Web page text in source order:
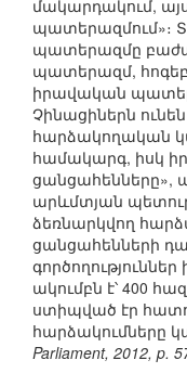
մակարդակում,
պատերազմում»։
պատերազմը
պատերազմ,
իրավական
Չինացիներն
հարձակողական
համակարգ, իսկ
արևմտյան
ձեռնարկվող
ցանցահենների
ակումբն է՝ 400
ստիպված էր
հարձակումները
Parliament, 2012, p.